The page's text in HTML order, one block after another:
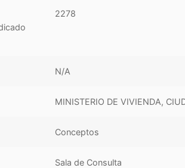
2278
N/A
MINISTERIO DE VIVIENDA,
Conceptos
Sala de Consulta